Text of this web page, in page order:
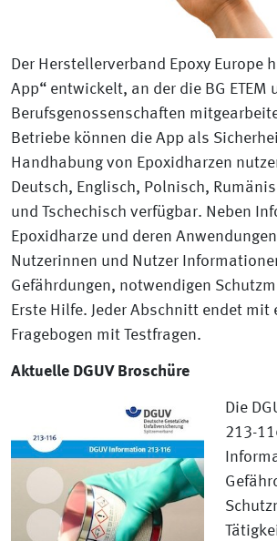
Der Herstellerverband Epoxy Europe
App“ entwickelt, an der die BG ETEM
Berufsgenossenschaften
Betriebe können die App als
Handhabung von Epoxidharzen
Deutsch, Englisch, Polnisch,
und Tschechisch verfügbar. Neben
Epoxidharze und deren
Nutzerinnen und Nutzer
Gefährdungen, notwendigen
Erste Hilfe. Jeder Abschnitt endet mit
Fragebogen mit Testfragen.
Aktuelle DGUV Broschüre
Die
213-